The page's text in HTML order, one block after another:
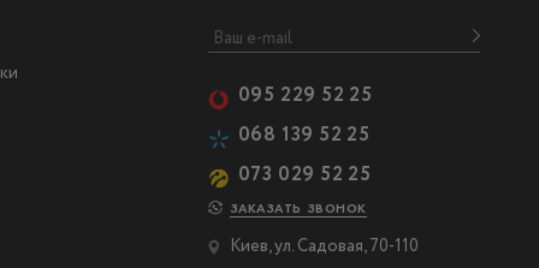
095 229 52 25
068 139 52 25
073 029 52 25
ЗАКАЗАТЬ ЗВОНОК
Киев, ул. Садовая, 70-110